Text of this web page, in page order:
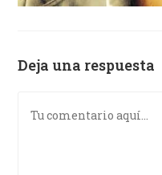
Deja una respuesta